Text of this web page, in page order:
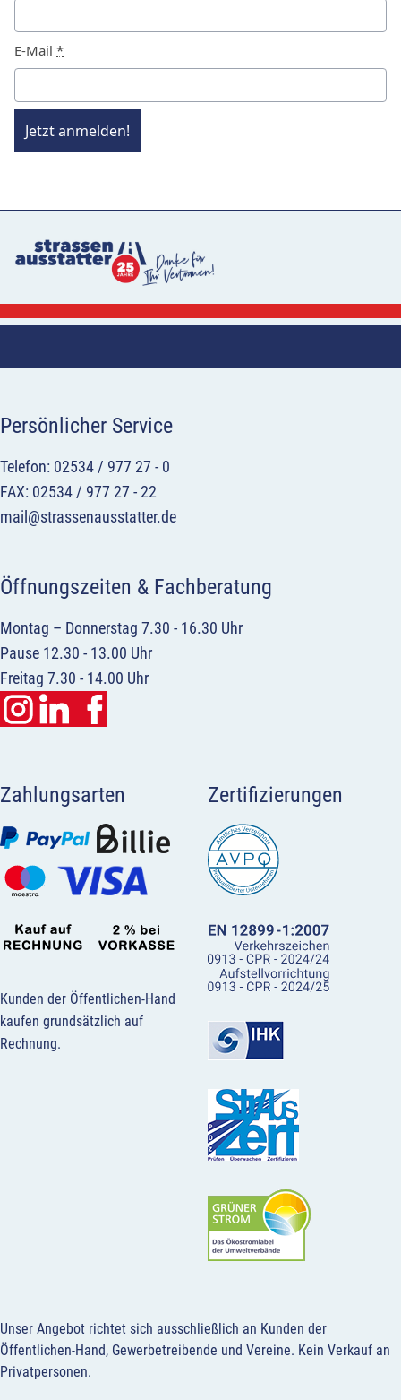
E-Mail *
Jetzt anmelden!
Persönlicher Service
Telefon: 02534 / 977 27 - 0
FAX: 02534 / 977 27 - 22
mail@strassenausstatter.de
Öffnungszeiten & Fachberatung
Montag – Donnerstag 7.30 - 16.30 Uhr
Pause 12.30 - 13.00 Uhr
Freitag 7.30 - 14.00 Uhr
Zahlungsarten
Kunden der Öffentlichen-Hand
kaufen grundsätzlich auf
Rechnung.
Zertifizierungen
Unser Angebot richtet sich ausschließlich an Kunden der
Öffentlichen-Hand, Gewerbetreibende und Vereine. Kein Verkauf an
Privatpersonen.